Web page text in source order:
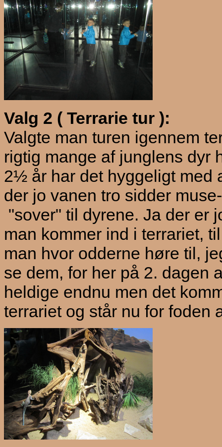
Valg 2 ( Terrarie tur ):
Valgte man turen igennem
rigtig mange af junglens dyr
2½ år har det hyggeligt med
der jo vanen tro sidder
"sover" til dyrene. Ja der
man kommer ind i terrariet,
man hvor odderne høre til,
se dem, for her på 2. dagen
heldige endnu men det
terrariet og står nu for foden